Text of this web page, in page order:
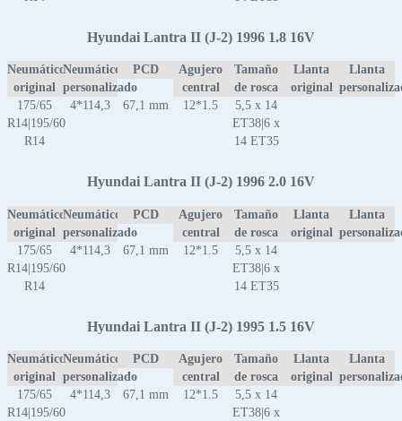
Hyundai Lantra II (J-2) 1996 1.8 16V
Neumático
original
Neumático
personalizado
PCD
Agujero
central
Tamaño
de rosca
Llanta
original
Llanta
175/65
R14|195/60
R14
4*114,3 67,1 mm 12*1.5
5,5 x 14
ET38|6 x
14 ET35
Hyundai Lantra II (J-2) 1996 2.0 16V
Neumático
original
Neumático
personalizado
PCD
Agujero
central
Tamaño
de rosca
Llanta
original
Llanta
175/65
R14|195/60
R14
4*114,3 67,1 mm 12*1.5
5,5 x 14
ET38|6 x
14 ET35
Hyundai Lantra II (J-2) 1995 1.5 16V
Neumático
original
Neumático
personalizado
PCD
Agujero
central
Tamaño
de rosca
Llanta
original
Llanta
175/65
R14|195/60
4*114,3 67,1 mm 12*1.5
5,5 x 14
ET38|6 x